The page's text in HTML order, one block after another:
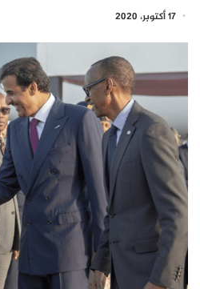
17 أكتوبر، 2020